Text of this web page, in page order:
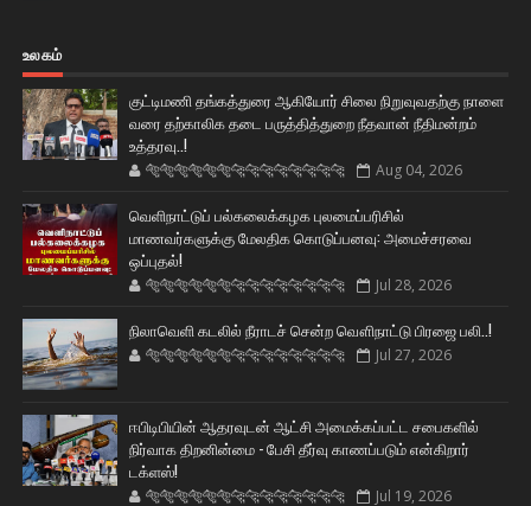
உலகம்
குட்டிமணி தங்கத்துரை ஆகியோர் சிலை நிறுவுவதற்கு நாளை
வரை தற்காலிக தடை பருத்தித்துறை நீதவான் நீதிமன்றம்
உத்தரவு..!
🐅🐅🐅🐅🐅🐅🐆🐆🐆🐆🐆🐆🐆🐆 Aug 04, 2026
வெளிநாட்டுப் பல்கலைக்கழக புலமைப்பரிசில்
மாணவர்களுக்கு மேலதிக கொடுப்பனவு: அமைச்சரவை
ஒப்புதல்!
🐅🐅🐅🐅🐅🐅🐆🐆🐆🐆🐆🐆🐆🐆 Jul 28, 2026
நிலாவெளி கடலில் நீராடச் சென்ற வௌிநாட்டு பிரஜை பலி..!
🐅🐅🐅🐅🐅🐅🐆🐆🐆🐆🐆🐆🐆🐆 Jul 27, 2026
ஈபிடிபியின் ஆதரவுடன் ஆட்சி அமைக்கப்பட்ட சபைகளில்
நிர்வாக திறனின்மை - பேசி தீர்வு காணப்படும் என்கிறார்
டக்ளஸ்!
🐅🐅🐅🐅🐅🐅🐆🐆🐆🐆🐆🐆🐆🐆 Jul 19, 2026